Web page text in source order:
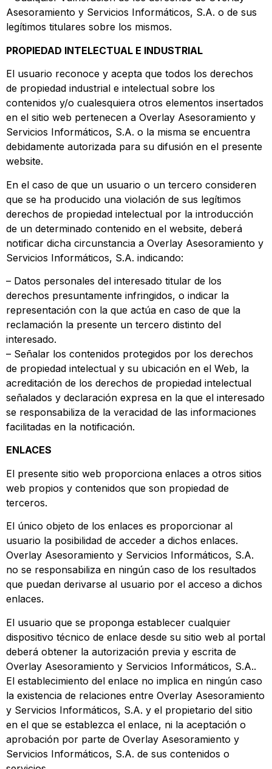
Asesoramiento y Servicios Informáticos, S.A. o de sus
legítimos titulares sobre los mismos.
PROPIEDAD INTELECTUAL E INDUSTRIAL
El usuario reconoce y acepta que todos los derechos
de propiedad industrial e intelectual sobre los
contenidos y/o cualesquiera otros elementos insertados
en el sitio web pertenecen a Overlay Asesoramiento y
Servicios Informáticos, S.A. o la misma se encuentra
debidamente autorizada para su difusión en el presente
website.
En el caso de que un usuario o un tercero consideren
que se ha producido una violación de sus legítimos
derechos de propiedad intelectual por la introducción
de un determinado contenido en el website, deberá
notificar dicha circunstancia a Overlay Asesoramiento y
Servicios Informáticos, S.A. indicando:
– Datos personales del interesado titular de los
derechos presuntamente infringidos, o indicar la
representación con la que actúa en caso de que la
reclamación la presente un tercero distinto del
interesado.
– Señalar los contenidos protegidos por los derechos
de propiedad intelectual y su ubicación en el Web, la
acreditación de los derechos de propiedad intelectual
señalados y declaración expresa en la que el interesado
se responsabiliza de la veracidad de las informaciones
facilitadas en la notificación.
ENLACES
El presente sitio web proporciona enlaces a otros sitios
web propios y contenidos que son propiedad de
terceros.
El único objeto de los enlaces es proporcionar al
usuario la posibilidad de acceder a dichos enlaces.
Overlay Asesoramiento y Servicios Informáticos, S.A.
no se responsabiliza en ningún caso de los resultados
que puedan derivarse al usuario por el acceso a dichos
enlaces.
El usuario que se proponga establecer cualquier
dispositivo técnico de enlace desde su sitio web al portal
deberá obtener la autorización previa y escrita de
Overlay Asesoramiento y Servicios Informáticos, S.A..
El establecimiento del enlace no implica en ningún caso
la existencia de relaciones entre Overlay Asesoramiento
y Servicios Informáticos, S.A. y el propietario del sitio
en el que se establezca el enlace, ni la aceptación o
aprobación por parte de Overlay Asesoramiento y
Servicios Informáticos, S.A. de sus contenidos o